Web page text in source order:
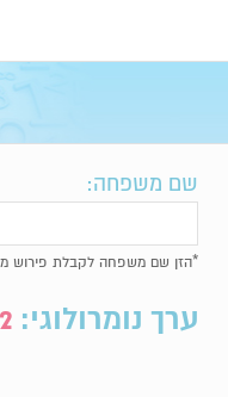
שם משפחה:
*הזן שם משפחה לקבלת פירוש
ערך נומרולוגי: 2